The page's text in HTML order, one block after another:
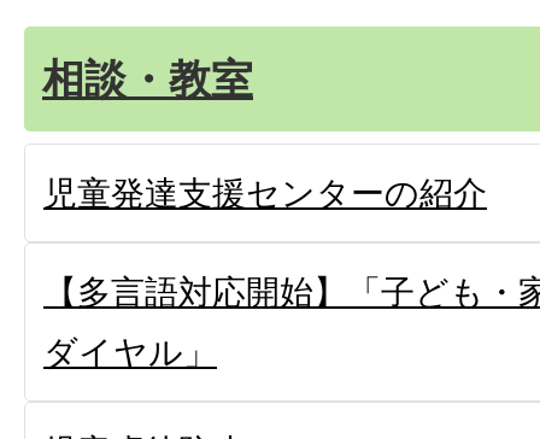
相談・教室
児童発達支援センターの紹介
【多言語対応開始】「子ども・
ダイヤル」